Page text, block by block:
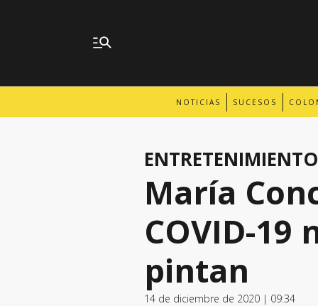
NOTICIAS SUCESOS
ENTRETENIMIENTO
María
COVID-
pintan
14 de diciembre de 2020 | 09:34